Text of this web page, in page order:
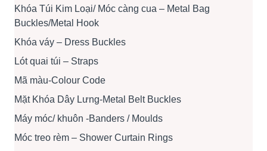
Khóa Túi Kim Loại/ Móc càng cua – Metal Bag
Buckles/Metal Hook
Khóa váy – Dress Buckles
Lót quai túi – Straps
Mã màu-Colour Code
Mặt Khóa Dây Lưng-Metal Belt Buckles
Máy móc/ khuôn -Banders / Moulds
Móc treo rèm – Shower Curtain Rings